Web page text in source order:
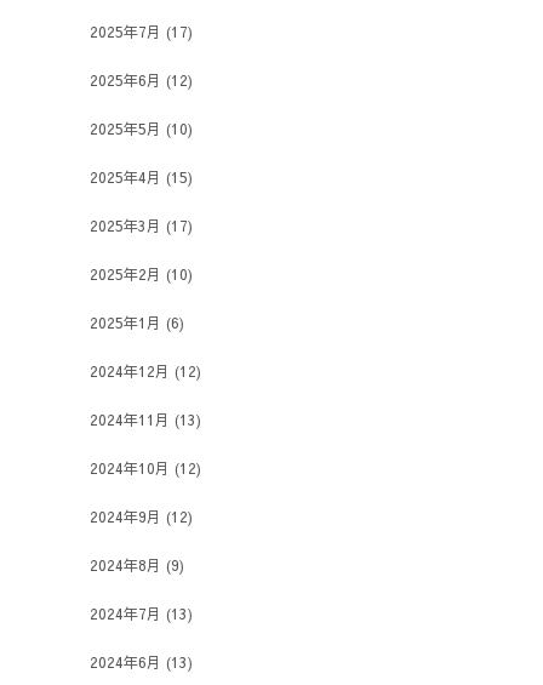
2025年7月 (17)
2025年6月 (12)
2025年5月 (10)
2025年4月 (15)
2025年3月 (17)
2025年2月 (10)
2025年1月 (6)
2024年12月 (12)
2024年11月 (13)
2024年10月 (12)
2024年9月 (12)
2024年8月 (9)
2024年7月 (13)
2024年6月 (13)